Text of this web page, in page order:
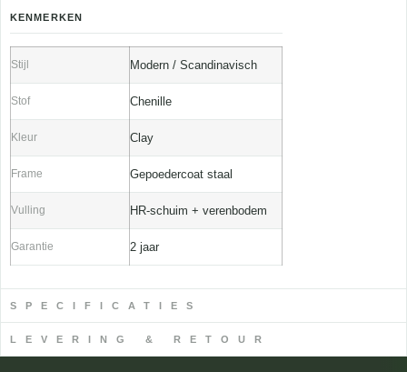
KENMERKEN
Stijl Modern / Scandinavisch
Stof Chenille
Kleur Clay
Frame Gepoedercoat staal
Vulling HR-schuim + verenbodem
Garantie 2 jaar
SPECIFICATIES
LEVERING & RETOUR